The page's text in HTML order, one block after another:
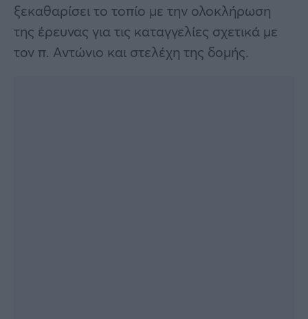
ξεκαθαρίσει το τοπίο με την ολοκλήρωση
της έρευνας για τις καταγγελίες σχετικά με
τον π. Αντώνιο και στελέχη της δομής.